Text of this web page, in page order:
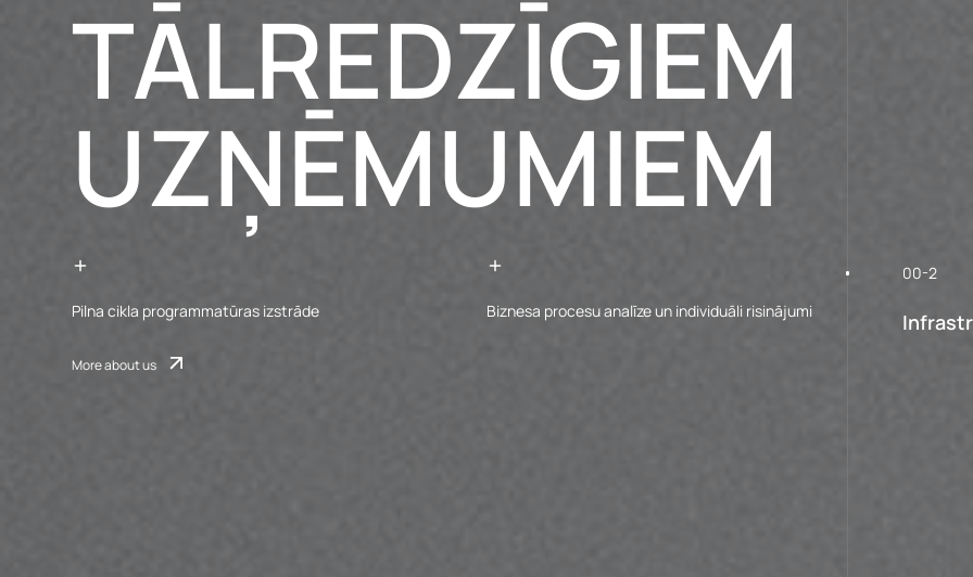
TĀLREDZĪGIEM
UZŅĒMUMIEM
Pilna cikla programmatūras izstrāde
More about us
Biznesa procesu analīze un individuāli risinājumi
00-2